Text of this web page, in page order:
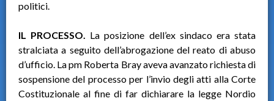
politici.
IL PROCESSO. La posizione dell’ex sindaco era stata
stralciata a seguito dell’abrogazione del reato di abuso
d’ufficio. La pm Roberta Bray aveva avanzato richiesta di
sospensione del processo per l’invio degli atti alla Corte
Costituzionale al fine di far dichiarare la legge Nordio